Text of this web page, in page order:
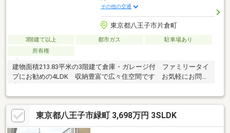
その他の交通
東京都八王子市片倉町
3階建て以上 都市ガス
駐車場あり
所有権
建物面積213.83平米の3階建て倉庫・ガレージ付 ファミリータイ
プにお勧めの4LDK 収納豊富で広々住空間です お気軽にお問い
東京都八王子市緑町 3,698万円 3SLDK